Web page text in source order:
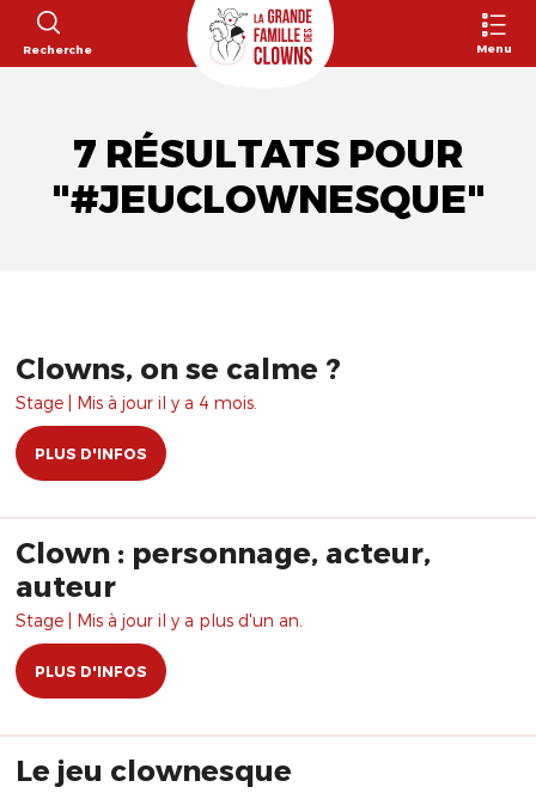
Recherche Menu
7 RÉSULTATS POUR
"#JEUCLOWNESQUE"
Clowns, on se calme ?
Stage | Mis à jour il y a 4 mois.
PLUS D'INFOS
Clown : personnage, acteur,
auteur
Stage | Mis à jour il y a plus d'un an.
PLUS D'INFOS
Le jeu clownesque